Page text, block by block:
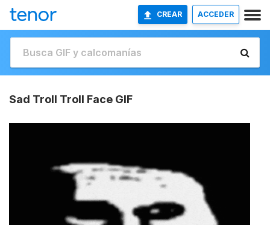
CREAR ACCEDER
Sad Troll Troll Face GIF